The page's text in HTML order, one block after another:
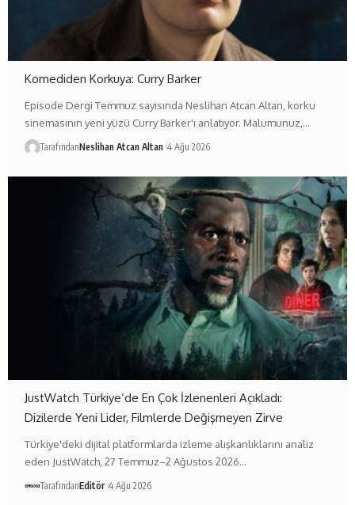
Komediden Korkuya: Curry Barker
Episode Dergi Temmuz sayısında Neslihan Atcan Altan, korku
sinemasının yeni yüzü Curry Barker'ı anlatıyor. Malumunuz,…
TarafındanNeslihan Atcan Altan 4 Ağu 2026
JustWatch Türkiye’de En Çok İzlenenleri Açıkladı:
Dizilerde Yeni Lider, Filmlerde Değişmeyen Zirve
Türkiye'deki dijital platformlarda izleme alışkanlıklarını analiz
eden JustWatch, 27 Temmuz–2 Ağustos 2026…
TarafındanEditör 4 Ağu 2026